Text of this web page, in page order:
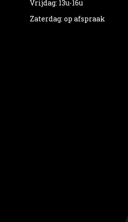
Vrijdag: 13u-16u
Zaterdag: op afspraak